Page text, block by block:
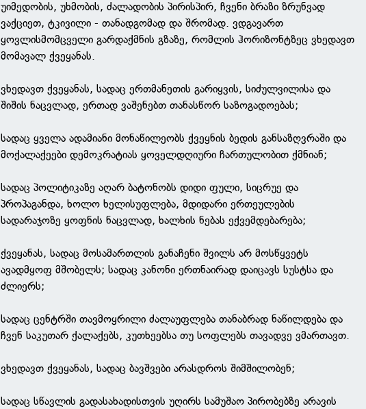
უიმედობის, უხმობის, ძალადობის პირისპირ, ჩვენი ბრაზი ზრუნვად
ვაქციეთ, ტკივილი - თანადგომად და შრომად. ვდგავართ
ყოვლისმომცველი გარდაქმნის გზაზე, რომლის ჰორიზონტზეც ვხედავთ
მომავალ ქვეყანას.
ვხედავთ ქვეყანას, სადაც ერთმანეთის გარიყვის, სიძულვილისა და
შიშის ნაცვლად, ერთად ვაშენებთ თანასწორ საზოგადოებას;
სადაც ყველა ადამიანი მონაწილეობს ქვეყნის ბედის განსაზღვრაში და
მოქალაქეები დემოკრატიას ყოველდღიური ჩართულობით ქმნიან;
სადაც პოლიტიკაზე აღარ ბატონობს დიდი ფული, სიცრუე და
პროპაგანდა, ხოლო ხელისუფლება, მდიდარი ერთეულების
სადარაჯოზე ყოფნის ნაცვლად, ხალხის ნებას ექვემდებარება;
ქვეყანას, სადაც მოსამართლის განაჩენი შვილს არ მოსწყვეტს
ავადმყოფ მშობელს; სადაც კანონი ერთნაირად დაიცავს სუსტსა და
ძლიერს;
სადაც ცენტრში თავმოყრილი ძალაუფლება თანაბრად ნაწილდება და
ჩვენ საკუთარ ქალაქებს, კუთხეებსა თუ სოფლებს თავადვე ვმართავთ.
ვხედავთ ქვეყანას, სადაც ბავშვები არასდროს შიმშილობენ;
სადაც სწავლის გადასახადისთვის უღირს სამუშაო პირობებზე არავის